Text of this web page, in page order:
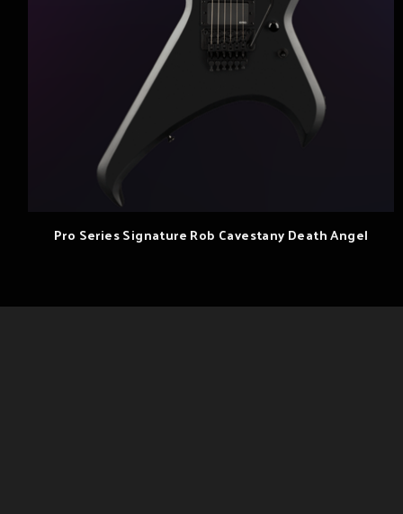
Pro Series Signature Rob Cavestany Death Angel